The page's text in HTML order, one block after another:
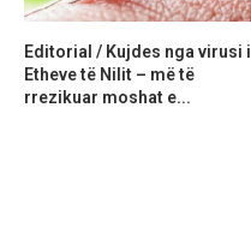
Editorial / Kujdes nga virusi i
Etheve të Nilit – më të
rrezikuar moshat e...